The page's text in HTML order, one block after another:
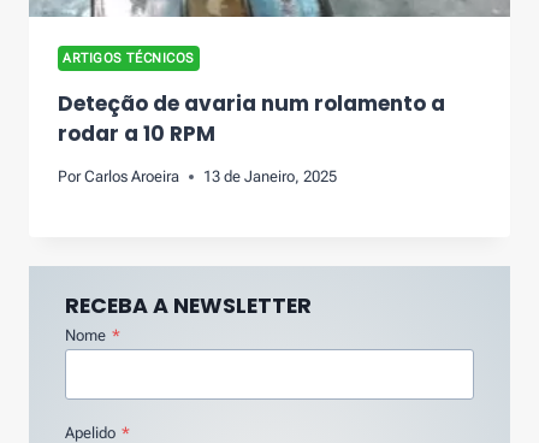
ARTIGOS TÉCNICOS
Deteção de avaria num rolamento a
rodar a 10 RPM
Por Carlos Aroeira 13 de Janeiro, 2025
RECEBA A NEWSLETTER
Nome *
Apelido *